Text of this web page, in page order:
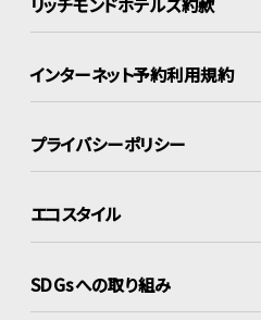
インターネット予約利用規約
プライバシーポリシー
エコスタイル
SDGsへの取り組み